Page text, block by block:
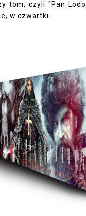
tom, czyli "Pan
w czwartki.